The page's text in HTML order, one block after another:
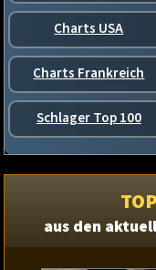
Charts USA
Charts Frankreich
Schlager Top 100
aus den